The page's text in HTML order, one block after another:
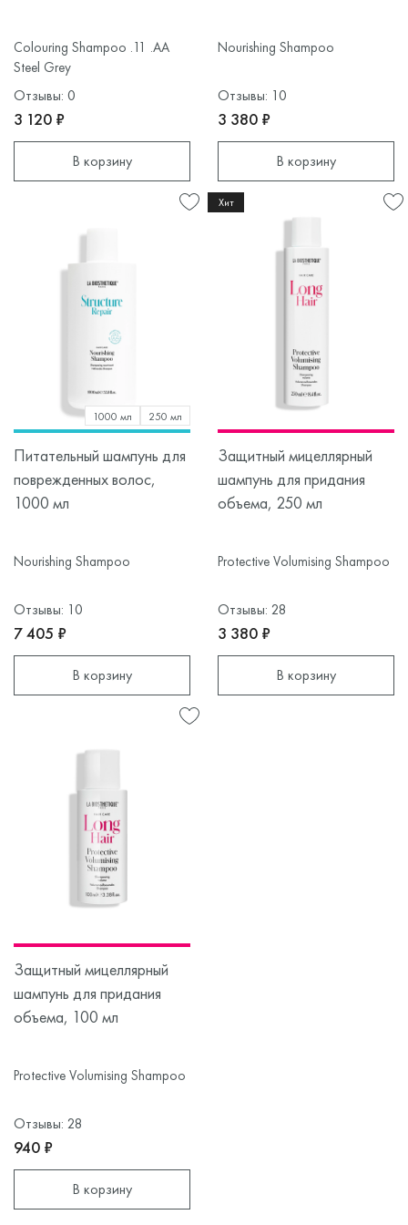
Colouring Shampoo .11 .AA
Steel Grey
Отзывы: 0
3 120 ₽
В корзину
Nourishing Shampoo
Отзывы: 10
3 380 ₽
В корзину
1000 мл 250 мл
Питательный шампунь для
поврежденных волос,
1000 мл
Nourishing Shampoo
Отзывы: 10
7 405 ₽
В корзину
Хит
Защитный мицеллярный
шампунь для придания
объема, 250 мл
Protective Volumising Shampoo
Отзывы: 28
3 380 ₽
В корзину
Защитный мицеллярный
шампунь для придания
объема, 100 мл
Protective Volumising Shampoo
Отзывы: 28
940 ₽
В корзину